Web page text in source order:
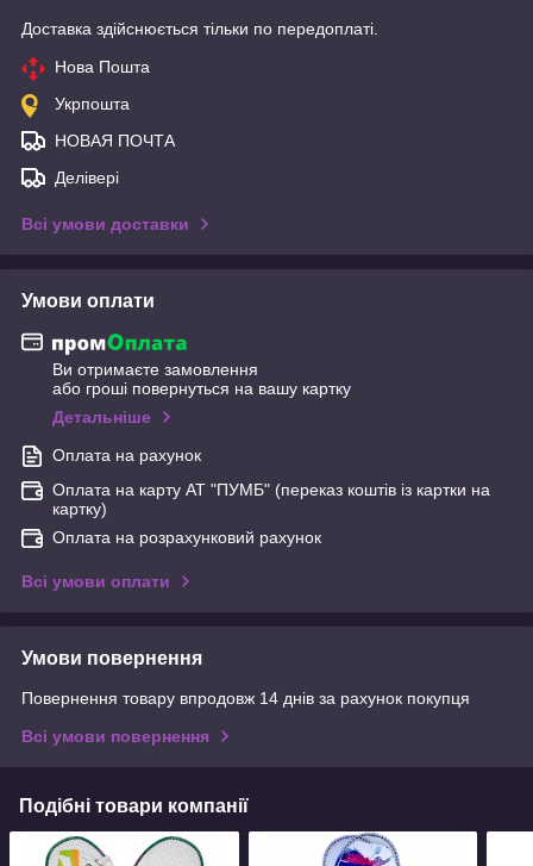
Доставка здійснюється тільки по передоплаті.
Нова Пошта
Укрпошта
НОВАЯ ПОЧТА
Делівері
Всі умови доставки
Умови оплати
Ви отримаєте замовлення
або гроші повернуться на вашу картку
Детальніше
Оплата на рахунок
Оплата на карту АТ "ПУМБ" (переказ коштів із картки на
картку)
Оплата на розрахунковий рахунок
Всі умови оплати
Умови повернення
Повернення товару впродовж 14 днів за рахунок покупця
Всі умови повернення
Подібні товари компанії